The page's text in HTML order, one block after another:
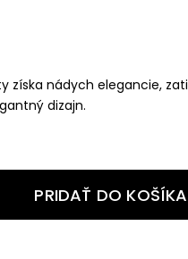
získa nádych elegancie,
dizajn.
PRIDAŤ DO KOŠÍKA